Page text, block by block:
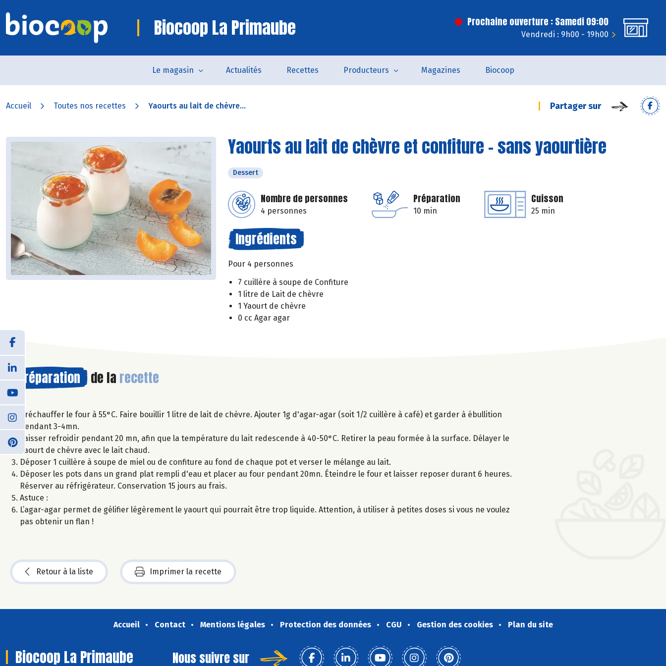
Biocoop La Primaube Prochaine ouverture : Samedi 09:00
Vendredi : 9h00 - 19h00
Le magasin Actualités Recettes Producteurs Magazines Biocoop
Accueil Toutes nos recettes Yaourts au lait de chèvre... Partager sur
Yaourts au lait de chèvre et confiture - sans yaourtière
Dessert
Nombre de personnes
4 personnes
Préparation
10 min
Cuisson
25 min
Ingrédients
Pour 4 personnes
7 cuillère à soupe de Confiture
1 litre de Lait de chèvre
1 Yaourt de chèvre
0 cc Agar agar
Préparation de la recette
Préchauffer le four à 55°C. Faire bouillir 1 litre de lait de chèvre. Ajouter 1g d'agar-agar (soit 1/2 cuillère à café) et garder à ébullition
pendant 3-4mn.
Laisser refroidir pendant 20 mn, afin que la température du lait redescende à 40-50°C. Retirer la peau formée à la surface. Délayer le
yaourt de chèvre avec le lait chaud.
Déposer 1 cuillère à soupe de miel ou de confiture au fond de chaque pot et verser le mélange au lait.
Déposer les pots dans un grand plat rempli d'eau et placer au four pendant 20mn. Éteindre le four et laisser reposer durant 6 heures.
Réserver au réfrigérateur. Conservation 15 jours au frais.
Astuce :
L’agar-agar permet de gélifier légèrement le yaourt qui pourrait être trop liquide. Attention, à utiliser à petites doses si vous ne voulez
pas obtenir un flan !
Retour à la liste Imprimer la recette
Accueil Contact Mentions légales Protection des données CGU Gestion des cookies Plan du site
Biocoop La Primaube Nous suivre sur